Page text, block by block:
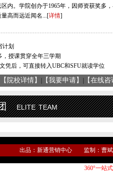
区内。学院创办于1965年，因师资获奖多
量高而远近闻名...[详情]
划
授课贯穿全年三学期
后，可直接转入UBC和SFU就读学位
【院校详情】 【我要申请】 【在线
团elite team
出品：新通营销中心 监制：曹
360°一站